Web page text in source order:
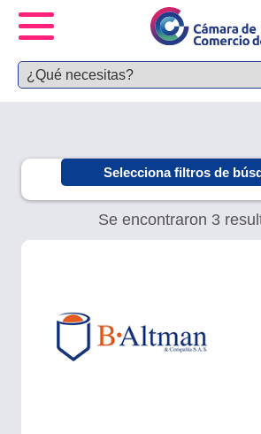
Selecciona filtros de
Se encontraron 3